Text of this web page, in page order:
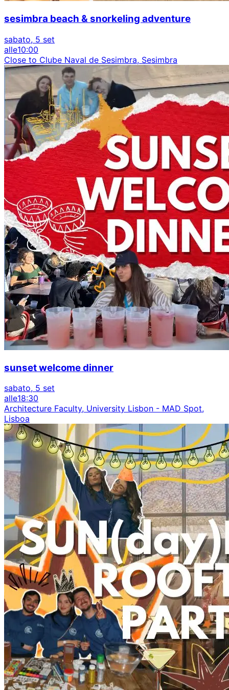
sesimbra beach & snorkeling adventure
sabato, 5 set
alle10:00
Close to Clube Naval de Sesimbra, Sesimbra
sunset welcome dinner
sabato, 5 set
alle18:30
Architecture Faculty, University Lisbon - MAD Spot,
Lisboa